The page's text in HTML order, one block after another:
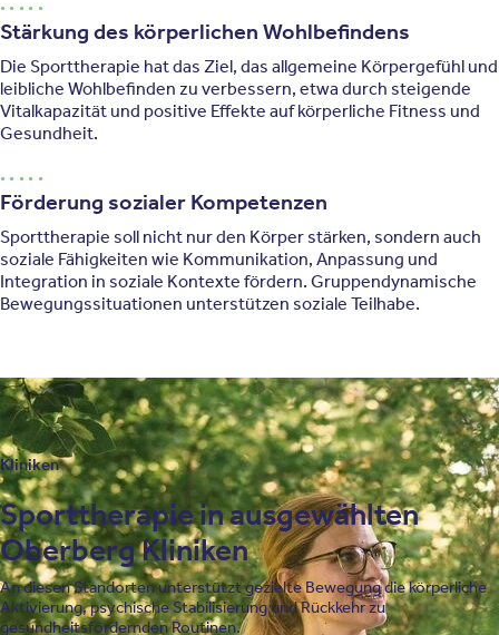
Stärkung des körperlichen Wohlbefindens
Die Sporttherapie hat das Ziel, das allgemeine Körpergefühl und
leibliche Wohlbefinden zu verbessern, etwa durch steigende
Vitalkapazität und positive Effekte auf körperliche Fitness und
Gesundheit.
Förderung sozialer Kompetenzen
Sporttherapie soll nicht nur den Körper stärken, sondern auch
soziale Fähigkeiten wie Kommunikation, Anpassung und
Integration in soziale Kontexte fördern. Gruppendynamische
Bewegungssituationen unterstützen soziale Teilhabe.
Kliniken
Sporttherapie in ausgewählten
Oberberg Kliniken
An diesen Standorten unterstützt gezielte Bewegung die körperliche
Aktivierung, psychische Stabilisierung und Rückkehr zu
gesundheitsfördernden Routinen.